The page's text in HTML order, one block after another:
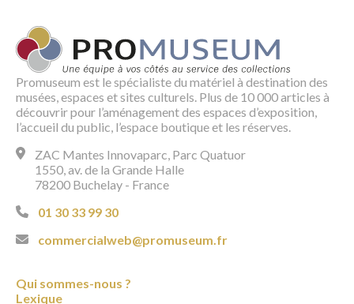
Promuseum est le spécialiste du matériel à destination des
musées, espaces et sites culturels. Plus de 10 000 articles à
découvrir pour l’aménagement des espaces d’exposition,
l’accueil du public, l’espace boutique et les réserves.
ZAC Mantes Innovaparc, Parc Quatuor
1550, av. de la Grande Halle
78200 Buchelay - France
01 30 33 99 30
commercialweb@promuseum.fr
Qui sommes-nous ?
Lexique